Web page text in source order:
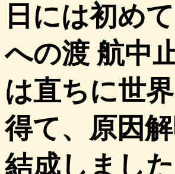
日には初め
への渡 航中
は直ちに世
得て、原因
結成しまし